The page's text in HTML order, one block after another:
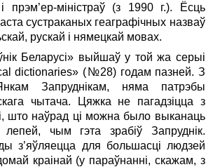
прэм’ер-мiнiстраў (з 1990 г.). Ёсць
сустраканых геаграфiчных назваў
рускай i нямецкай мовах.
Беларусi» выйшаў у той жа серыі
dictionaries» (№28) гoдам пазней. З
Запруднiкам, няма патрэбы
чытача. Цяжка не пагадзiцца з
што наўрад цi можна было выканаць
чым гэта зрабiў Запруднік.
з’яўляецца для большасцi людзей
краiнай (у параўнаннi, скажам, з